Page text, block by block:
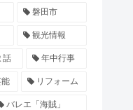
磐田市
観光情報
話 年中行事
リフォーム
バレエ「海賊」